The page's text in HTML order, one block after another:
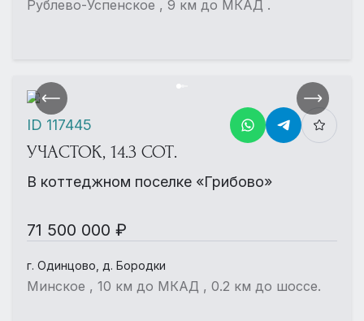
Рублево-Успенское , 9 км до МКАД .
УЧАСТОК, 14.3 СОТ.
В коттеджном поселке «Грибово»
71 500 000 ₽
г. Одинцово, д. Бородки
Минское , 10 км до МКАД , 0.2 км до шоссе.
ID 117445